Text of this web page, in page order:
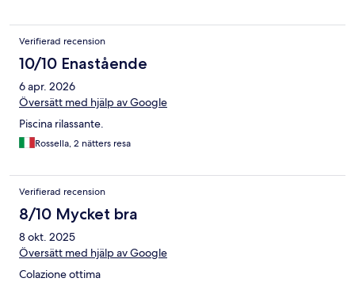
Verifierad recension
10/10 Enastående
6 apr. 2026
Översätt med hjälp av Google
Piscina rilassante.
Rossella, 2 nätters resa
Verifierad recension
8/10 Mycket bra
8 okt. 2025
Översätt med hjälp av Google
Colazione ottima